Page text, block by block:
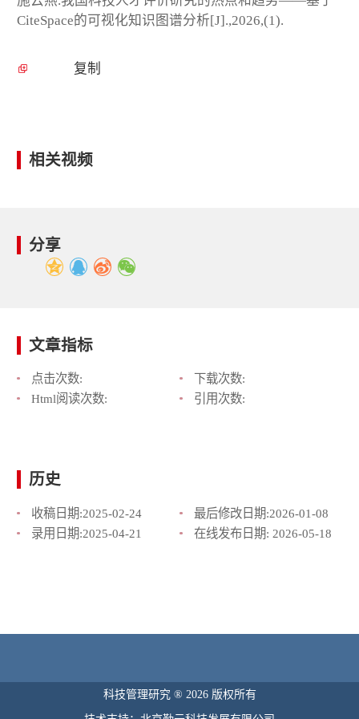
CiteSpace的可视化知识图谱分析[J].,2026,(1).
复制
相关视频
分享
文章指标
点击次数:
下载次数:
Html阅读次数:
引用次数:
历史
收稿日期:2025-02-24 最后修改日期:2026-01-08
录用日期:2025-04-21 在线发布日期: 2026-05-18
科技管理研究 ® 2026 版权所有